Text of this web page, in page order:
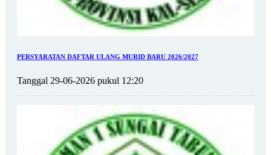
PERSYARATAN DAFTAR ULANG MURID BARU 2026/2027
Tanggal 29-06-2026 pukul 12:20